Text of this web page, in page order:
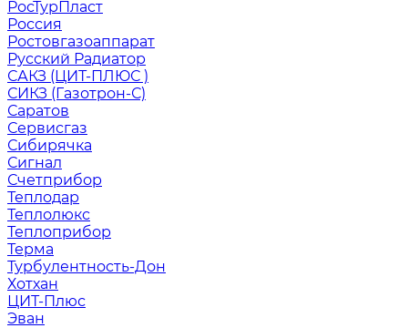
РосТурПласт
Россия
Ростовгазоаппарат
Русский Радиатор
САКЗ (ЦИТ-ПЛЮС )
СИКЗ (Газотрон-С)
Саратов
Сервисгаз
Сибирячка
Сигнал
Счетприбор
Теплодар
Теплолюкс
Теплоприбор
Терма
Турбулентность-Дон
Хотхан
ЦИТ-Плюс
Эван